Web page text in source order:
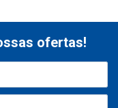
ofertas!